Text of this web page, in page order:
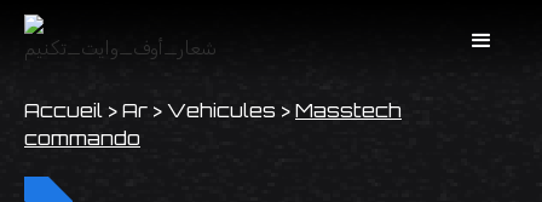
Accueil > Ar > Vehicules > Masstech
commando